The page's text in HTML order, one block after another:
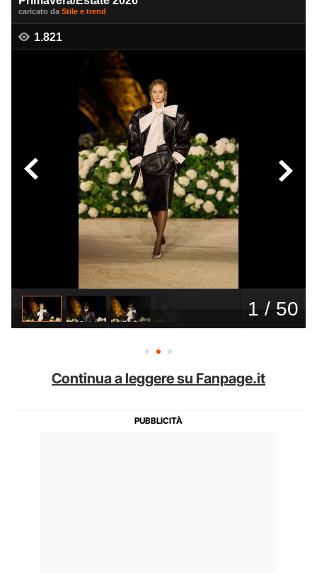
Continua a leggere su Fanpage.it